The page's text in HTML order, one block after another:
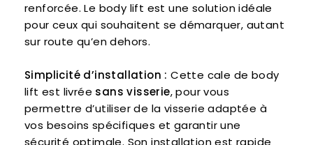
renforcée. Le body lift est une solution idéale
pour ceux qui souhaitent se démarquer, autant
sur route qu’en dehors.
Simplicité d’installation : Cette cale de body
lift est livrée sans visserie, pour vous
permettre d’utiliser de la visserie adaptée à
vos besoins spécifiques et garantir une
sécurité optimale. Son installation est rapide